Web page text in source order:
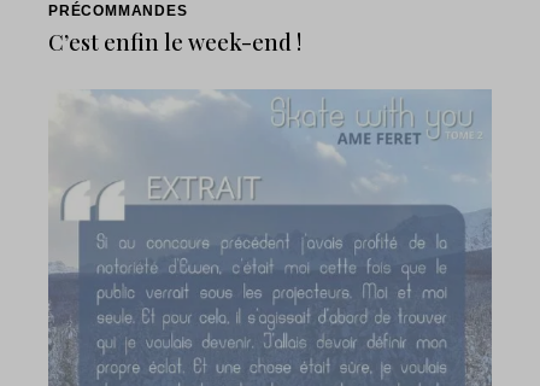
PRÉCOMMANDES
C’est enfin le week-end !